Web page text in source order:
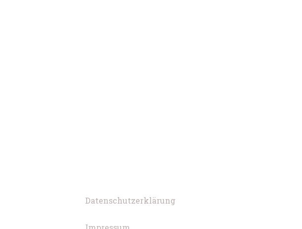
Datenschutzerklärung